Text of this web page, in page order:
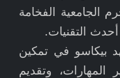
الفخامة
أحدث التقنيات.
بيكاسو في تمكين
المهارات، وتقديم